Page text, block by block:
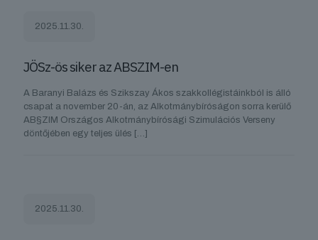
2025.11.30.
JÖSz-ös siker az ABSZIM-en
A Baranyi Balázs és Szikszay Ákos szakkollégistáinkból is álló
csapat a november 20-án, az Alkotmánybíróságon sorra kerülő
AB§ZIM Országos Alkotmánybírósági Szimulációs Verseny
döntőjében egy teljes ülés […]
2025.11.30.